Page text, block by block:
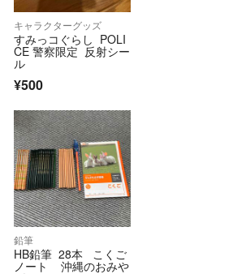
キャラクターグッズ
すみっコぐらし POLI
CE 警察限定 反射シー
ル
¥500
鉛筆
HB鉛筆 28本 こくご
ノート 沖縄のおみや